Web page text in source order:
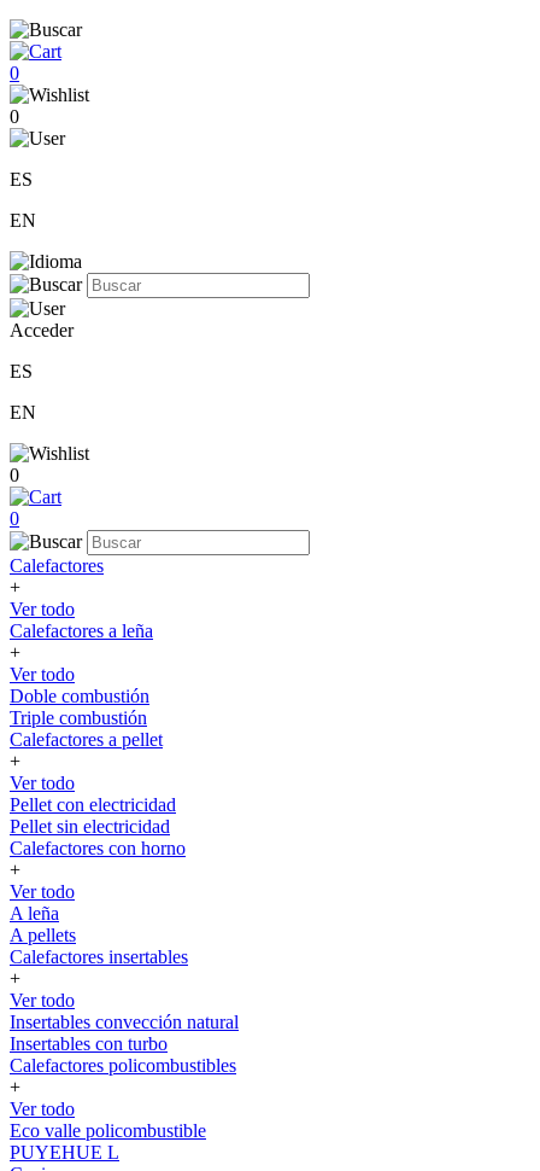
0
0
ES
EN
Acceder
ES
EN
0
0
Calefactores
+
Ver todo
Calefactores a leña
+
Ver todo
Doble combustión
Triple combustión
Calefactores a pellet
+
Ver todo
Pellet con electricidad
Pellet sin electricidad
Calefactores con horno
+
Ver todo
A leña
A pellets
Calefactores insertables
+
Ver todo
Insertables convección natural
Insertables con turbo
Calefactores policombustibles
+
Ver todo
Eco valle policombustible
PUYEHUE L